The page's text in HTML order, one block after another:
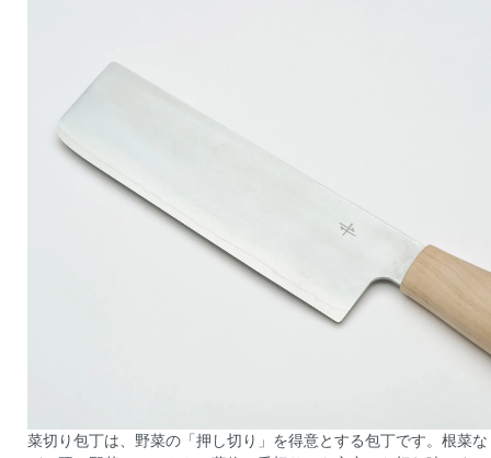
菜切り包丁は、野菜の「押し切り」を得意とする包丁です。根菜な